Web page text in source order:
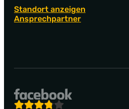
Standort anzeigen
Ansprechpartner